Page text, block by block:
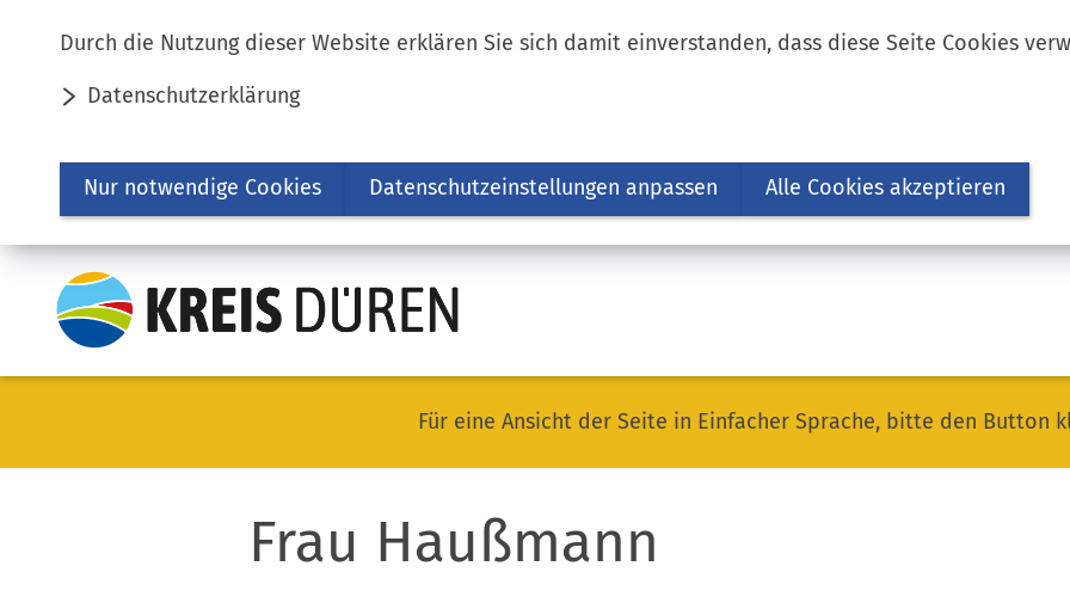
Durch die Nutzung dieser Website erklären Sie sich damit einverstanden, dass diese Seite Cookies
Datenschutzerklärung
Nur notwendige Cookies Datenschutzeinstellungen anpassen Alle Cookies akzeptieren
Inhalt anspringen
Für eine Ansicht der Seite in Einfacher Sprache, bitte den Button
Frau Haußmann